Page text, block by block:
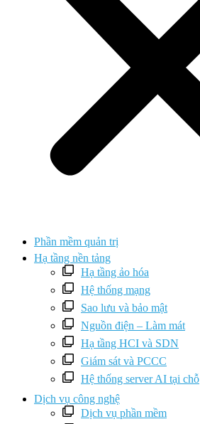
Phần mềm quản trị
Hạ tầng nền tảng
Hạ tầng ảo hóa
Hệ thống mạng
Sao lưu và bảo mật
Nguồn điện – Làm mát
Hạ tầng HCI và SDN
Giám sát và PCCC
Hệ thống server AI tại chỗ
Dịch vụ công nghệ
Dịch vụ phần mềm